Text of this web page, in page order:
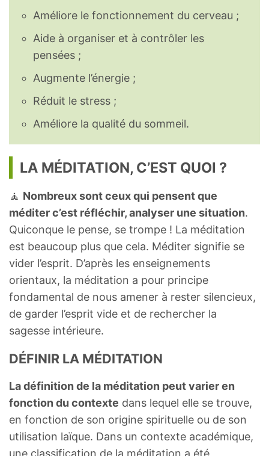
Améliore le fonctionnement du cerveau ;
Aide à organiser et à contrôler les
pensées ;
Augmente l’énergie ;
Réduit le stress ;
Améliore la qualité du sommeil.
LA MÉDITATION, C’EST QUOI ?
🧘 Nombreux sont ceux qui pensent que
méditer c’est réfléchir, analyser une situation.
Quiconque le pense, se trompe ! La méditation
est beaucoup plus que cela. Méditer signifie se
vider l’esprit. D’après les enseignements
orientaux, la méditation a pour principe
fondamental de nous amener à rester silencieux,
de garder l’esprit vide et de rechercher la
sagesse intérieure.
DÉFINIR LA MÉDITATION
La définition de la méditation peut varier en
fonction du contexte dans lequel elle se trouve,
en fonction de son origine spirituelle ou de son
utilisation laïque. Dans un contexte académique,
une classification de la méditation a été